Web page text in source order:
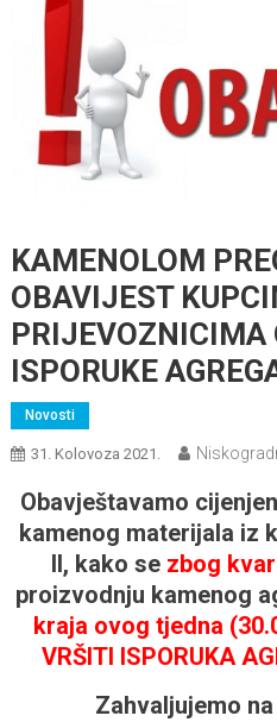
KAMENOLOM
OBAVIJEST
PRIJEVOZNICIMA
ISPORUKE
Novosti
31. Kolovoza 2021.
Obavještavamo
kamenog materijala iz
II, kako se zbog
proizvodnju kamenog
kraja ovog tjedna
VRŠITI ISPORUKA
Zahvaljujemo